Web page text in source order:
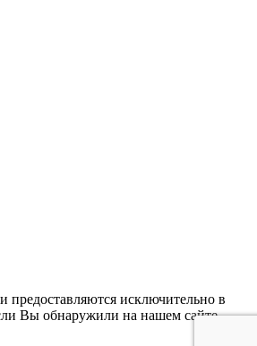
исключительно в
Вы обнаружили на нашем сайте